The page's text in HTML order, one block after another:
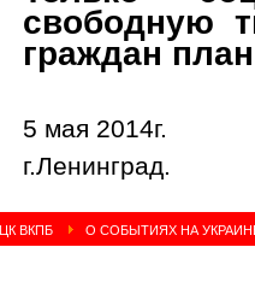
свободную
граждан
5 мая 2014г.
г.Ленинград.
ВКПБ О СОБЫТИЯХ НА